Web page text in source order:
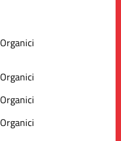
Organici
Organici
Organici
Organici